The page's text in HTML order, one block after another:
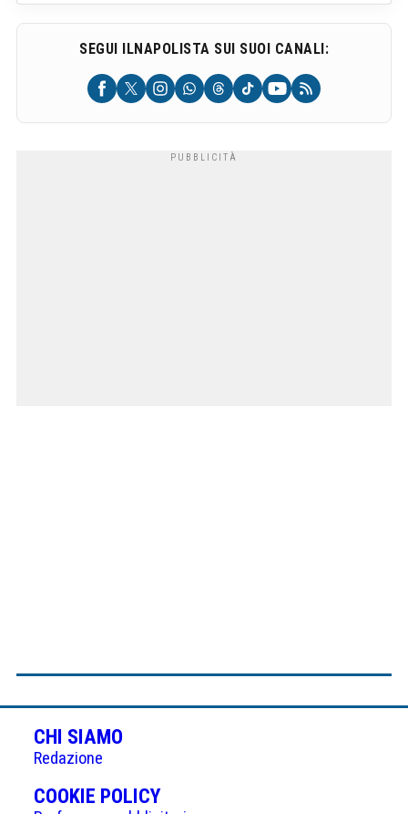
SEGUI ILNAPOLISTA SUI SUOI CANALI:
CHI SIAMO
Redazione
COOKIE POLICY(APRE